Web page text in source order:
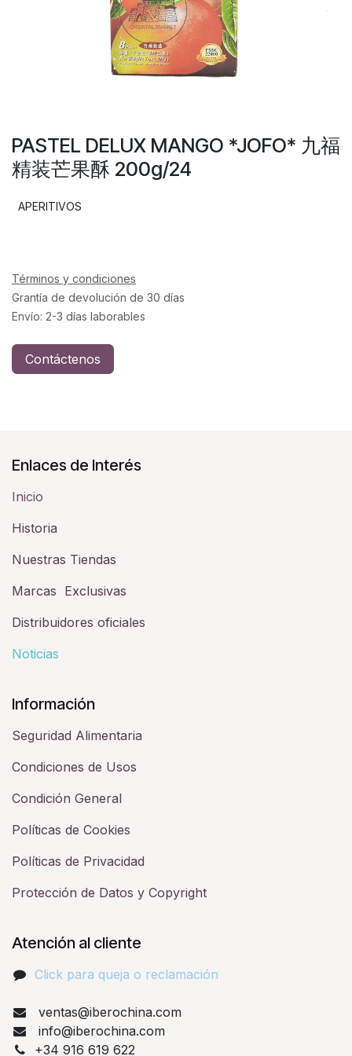
PASTEL DELUX MANGO *JOFO* 九福
精装芒果酥 200g/24
APERITIVOS
Términos y condiciones
Grantía de devolución de 30 días
Envío: 2-3 días laborables
Contáctenos
Enlaces de Interés
Inicio
Historia​
Nuestras Tiendas
Marcas Exclusivas
Distribuidores oficiales
Noticias
Información
Seguridad Alimentaria
Condiciones de Usos
Condición General
Políticas de Cookies
Políticas de Privacidad
Protección de Datos y Copyright
Atención al cliente
Click para queja o reclamación​
ventas@iberochina.com
info@iberochina.com
+34 916 619 622